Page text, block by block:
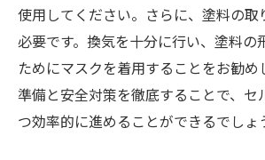
塗装をセルフで行う静岡市の
静岡市の自然と塗装の調和
セルフ塗装で感じる静岡
地域特性を活かした塗装
使用してください。さらに、塗料の取
必要です。換気を十分に行い、塗料の
ためにマスクを着用することをお勧め
準備と安全対策を徹底することで、セ
つ効率的に進めることができるでしょ